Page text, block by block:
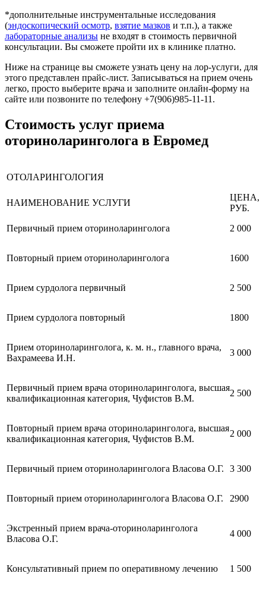
*дополнительные инструментальные исследования
(эндоскопический осмотр, взятие мазков и т.п.), а также
лабораторные анализы не входят в стоимость первичной
консультации. Вы сможете пройти их в клинике платно.
Ниже на странице вы сможете узнать цену на лор-услуги, для
этого представлен прайс-лист. Записываться на прием очень
легко, просто выберите врача и заполните онлайн-форму на
сайте или позвоните по телефону +7(906)985-11-11.
Стоимость услуг приема
оториноларинголога в Евромед
ОТОЛАРИНГОЛОГИЯ
НАИМЕНОВАНИЕ УСЛУГИ
ЦЕНА,
РУБ.
Первичный прием оториноларинголога
2 000
Повторный прием оториноларинголога 1600
Прием сурдолога первичный 2 500
Прием сурдолога повторный 1800
Прием оториноларинголога, к. м. н., главного врача,
Вахрамеева И.Н.
3 000
Первичный прием врача оториноларинголога, высшая
квалификационная категория, Чуфистов В.М.
2 500
Повторный прием врача оториноларинголога, высшая
квалификационная категория, Чуфистов В.М.
2 000
Первичный прием оториноларинголога Власова О.Г. 3 300
Повторный прием оториноларинголога Власова О.Г. 2900
Экстренный прием врача-оториноларинголога
Власова О.Г.
4 000
Консультативный прием по оперативному лечению 1 500